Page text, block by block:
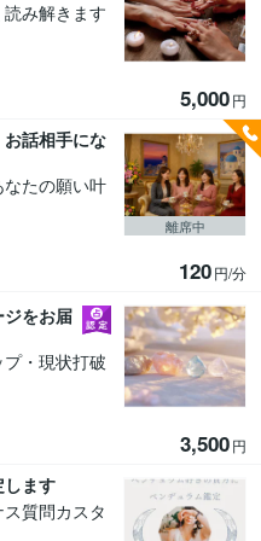
み解きます
5,000円
話相手にな
たの願い叶
120円/分
離席中
をお届
・現状打破
3,500円
します
質問カスタ